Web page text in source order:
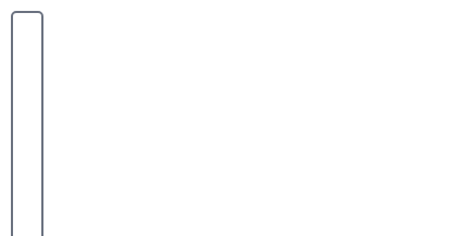
Решение тестов
Университета СИНЕРГИЯ, МТИ, МОИ и МОСАП
Узнай стоимость - это бесплатно! ЖМИ